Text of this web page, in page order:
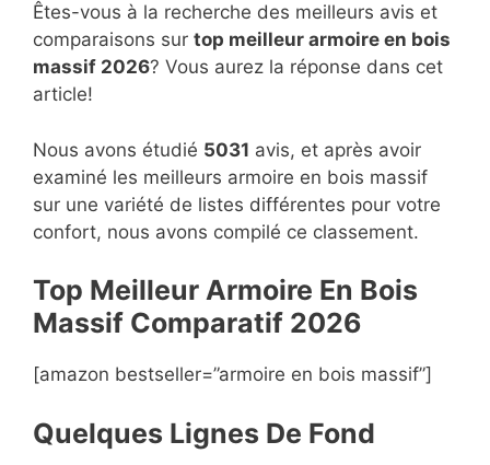
Êtes-vous à la recherche des meilleurs avis et
comparaisons sur top meilleur armoire en bois
massif 2026? Vous aurez la réponse dans cet
article!
Nous avons étudié 5031 avis, et après avoir
examiné les meilleurs armoire en bois massif
sur une variété de listes différentes pour votre
confort, nous avons compilé ce classement.
Top Meilleur Armoire En Bois
Massif Comparatif 2026
[amazon bestseller=”armoire en bois massif”]
Quelques Lignes De Fond